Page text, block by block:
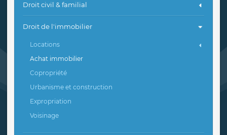
Droit civil & familial
Droit de l'immobilier
Locations
Achat immobilier
Copropriété
Urbanisme et construction
Expropriation
Voisinage